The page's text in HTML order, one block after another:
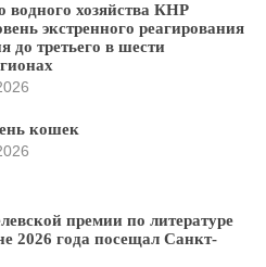
водного хозяйства КНР
экстренного реагирования
до третьего в шести
кошек
премии по литературе
2026 года посещал Санкт-